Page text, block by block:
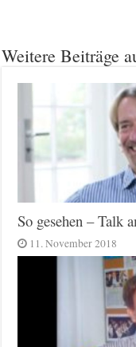
Weitere Beiträge
So gesehen – Talk
11. November 2018